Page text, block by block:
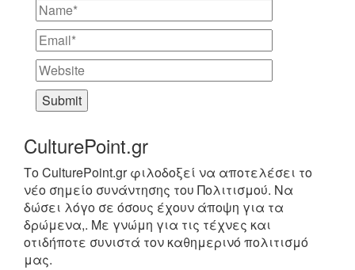
CulturePoint.gr
Το CulturePoint.gr φιλοδοξεί να αποτελέσει το
νέο σημείο συνάντησης του Πολιτισμού. Να
δώσει λόγο σε όσους έχουν άποψη για τα
δρώμενα,. Με γνώμη για τις τέχνες και
οτιδήποτε συνιστά τον καθημερινό πολιτισμό
μας.